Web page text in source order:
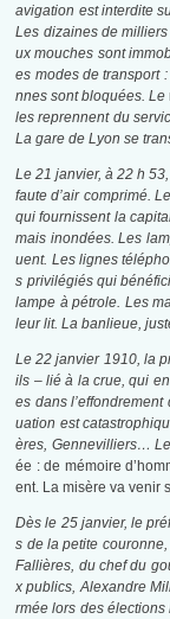
avigation est interdite
Les dizaines de
ux mouches sont
es modes de transport
nnes sont bloquées. Le
les reprennent du
La gare de Lyon se
Le 21 janvier, à 22 h
faute d’air comprimé.
qui fournissent la
mais inondées. Les
uent. Les lignes
s privilégiés qui
lampe à pétrole. Les
leur lit. La banlieue,
Le 22 janvier 1910, la
ils – lié à la crue, qui
es dans
uation est
ères, Gennevilliers…
ée : de mémoire
ent. La misère va venir
Dès le 25 janvier, le
s de la petite
Fallières, du chef du
x publics, Alexandre
rmée lors des élections